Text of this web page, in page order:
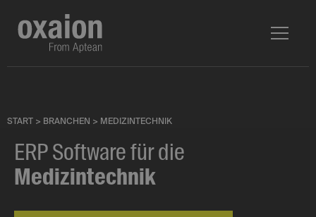
START > BRANCHEN > MEDIZINTECHNIK
ERP Software für die
Medizintechnik